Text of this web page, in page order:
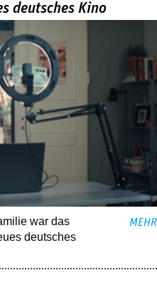
deutsches Kino
war das
deutsches
MEHR